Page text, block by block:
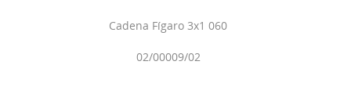
Cadena Fígaro 3x1 060
02/00009/02